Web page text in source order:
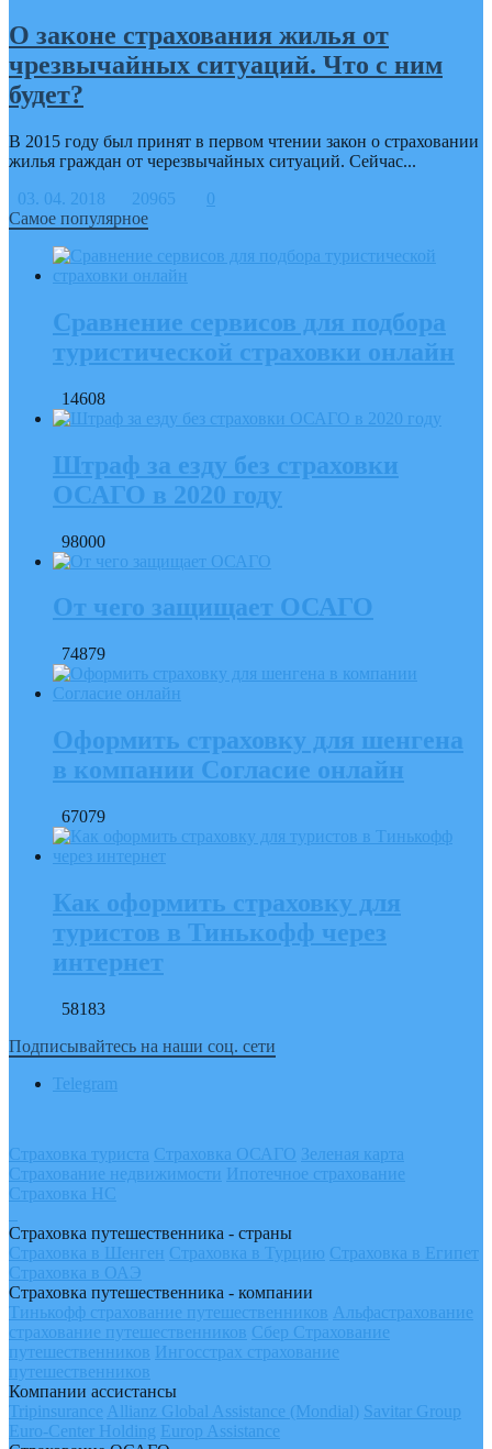
О законе страхования жилья от
чрезвычайных ситуаций. Что с ним
будет?
В 2015 году был принят в первом чтении закон о страховании
жилья граждан от черезвычайных ситуаций. Сейчас...
03. 04. 2018
20965
0
Самое популярное
Сравнение сервисов для подбора
туристической страховки онлайн
14608
Штраф за езду без страховки
ОСАГО в 2020 году
98000
От чего защищает ОСАГО
74879
Оформить страховку для шенгена
в компании Согласие онлайн
67079
Как оформить страховку для
туристов в Тинькофф через
интернет
58183
Подписывайтесь на наши соц. сети
Telegram
Страховка туриста Страховка ОСАГО Зеленая карта
Страхование недвижимости Ипотечное страхование
Страховка НС
Страховка путешественника - страны
Страховка в Шенген Страховка в Турцию Страховка в Египет
Страховка в ОАЭ
Страховка путешественника - компании
Тинькофф страхование путешественников Альфастрахование
страхование путешественников Сбер Страхование
путешественников Ингосстрах страхование
путешественников
Компании ассистансы
Tripinsurance Allianz Global Assistance (Mondial) Savitar Group
Euro-Center Holding Europ Assistance